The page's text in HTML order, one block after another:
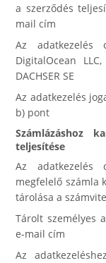
a szerződés
mail cím
Az adatkezelés
DigitalOcean
DACHSER SE
Az adatkezelés
b) pont
Számlázáshoz
teljesítése
Az adatkezelés
megfelelő számla
tárolása a
Tárolt személyes
e-mail cím
Az